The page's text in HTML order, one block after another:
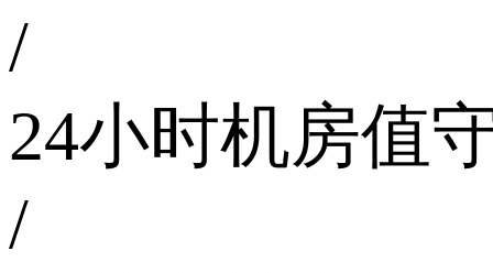
/
24小时机房值
/